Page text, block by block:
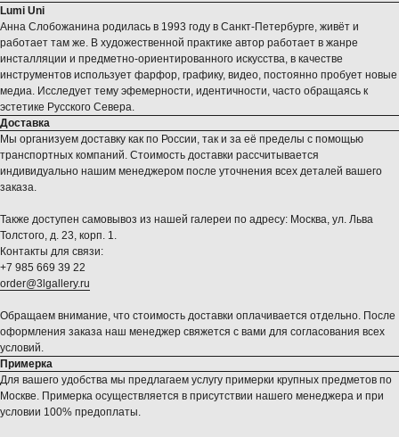
Lumi Uni
Анна Слобожанина родилась в 1993 году в Санкт-Петербурге, живёт и
работает там же. В художественной практике автор работает в жанре
инсталляции и предметно-ориентированного искусства, в качестве
инструментов использует фарфор, графику, видео, постоянно пробует новые
медиа. Исследует тему эфемерности, идентичности, часто обращаясь к
эстетике Русского Севера.
Доставка
Мы организуем доставку как по России, так и за её пределы с помощью
транспортных компаний. Стоимость доставки рассчитывается
индивидуально нашим менеджером после уточнения всех деталей вашего
заказа.
Также доступен самовывоз из нашей галереи по адресу: Москва, ул. Льва
Толстого, д. 23, корп. 1.
Контакты для связи:
+7 985 669 39 22
order@3lgallery.ru
Обращаем внимание, что стоимость доставки оплачивается отдельно. После
оформления заказа наш менеджер свяжется с вами для согласования всех
условий.
Примерка
Для вашего удобства мы предлагаем услугу примерки крупных предметов по
Москве. Примерка осуществляется в присутствии нашего менеджера и при
условии 100% предоплаты.